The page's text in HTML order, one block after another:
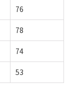
76
78
74
53